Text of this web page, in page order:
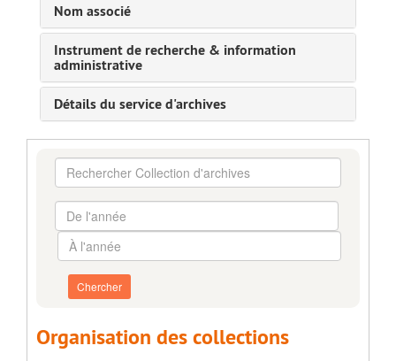
Nom associé
Instrument de recherche & information
administrative
Détails du service d'archives
Rechercher
Collection
d'archives
De
l'année
À
l'année
Organisation des collections